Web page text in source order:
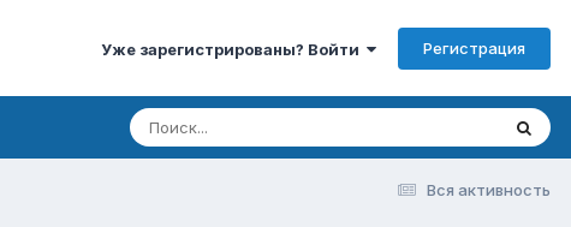
Уже зарегистрированы? Войти Регистрация
Вся активность